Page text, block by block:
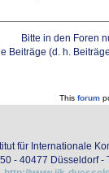
Bitte in den Foren
Beiträge (d. h.
This forum
für Internationale
- 40477 Düsseldorf -